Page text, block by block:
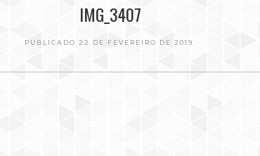
IMG_3407
PUBLICADO 22 DE FEVEREIRO DE 2019.